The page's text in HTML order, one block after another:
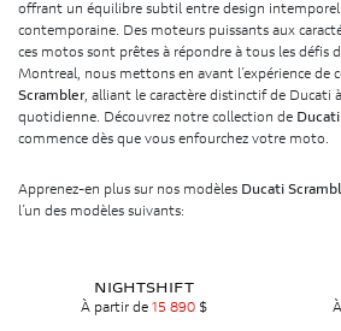
offrant un équilibre subtil entre design
contemporaine. Des moteurs puissants aux
ces motos sont prêtes à répondre à tous les défis
Montreal, nous mettons en avant l’expérience de
Scrambler, alliant le caractère distinctif de Ducati
quotidienne. Découvrez notre collection de
commence dès que vous enfourchez votre moto.
Apprenez-en plus sur nos modèles Ducati
l’un des modèles suivants:
NIGHTSHIFT
À partir de 15 890$